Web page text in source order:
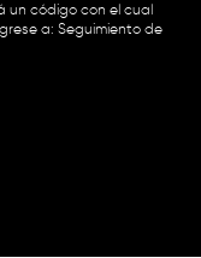
un código con el cual
a: Seguimiento de